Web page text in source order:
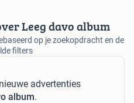
Leeg davo album
op je zoekopdracht en de
filters
nieuwe advertenties
album.